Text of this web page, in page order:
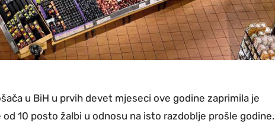
u BiH u prvih devet mjeseci ove godine zaprimila je
10 posto žalbi u odnosu na isto razdoblje prošle godine.